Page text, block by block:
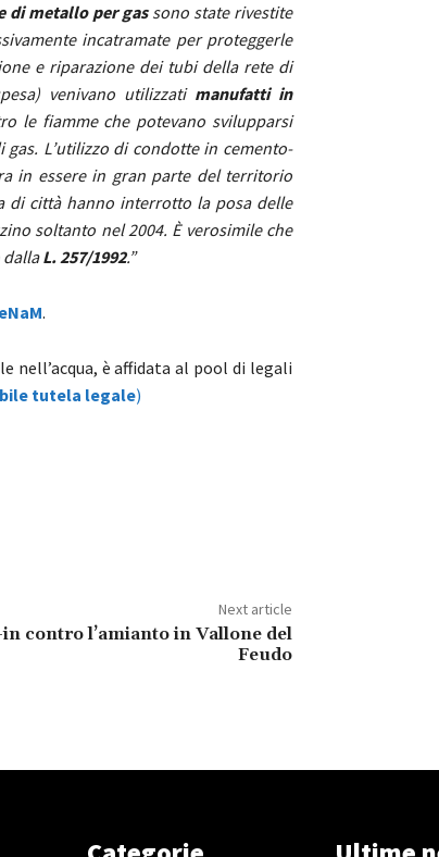
di metallo per gassono state rivestite
incatramate per proteggerle
e riparazione dei tubi della rete di
venivano utilizzati manufatti in
le fiamme che potevano svilupparsi
L’utilizzo di condotte in cemento-
in essere in gran parte del territorio
di città hanno interrotto la posa delle
soltanto nel 2004. È verosimile che
dallaL. 257/1992.”
.
è affidata al pool di legali
tutela legale)
Next article
in contro l’amianto in Vallone del
Feudo